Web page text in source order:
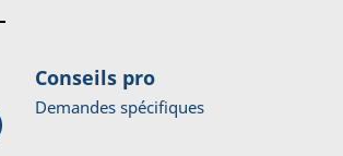
Conseils pro
Demandes spécifiques